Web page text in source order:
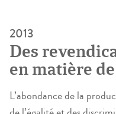
2013
Des
en matière
d’égalité. Les
d’un
L’abondance de la